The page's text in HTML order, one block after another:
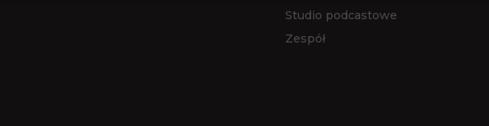
Studio podcastowe
Zespół